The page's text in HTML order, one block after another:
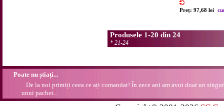
Preț: 97,68 lei
Produsele 1-20 din 24
* 21-24
Poate nu știați...
De la noi primiți ceea ce ați comandat! În zece ani am avut doar un
unui pachet...